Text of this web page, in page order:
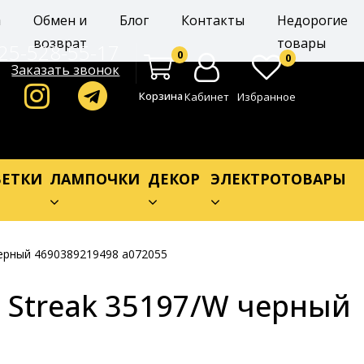
Обмен и
возврат
Блог Контакты
Недорогие
товары
528-55-17
Заказать звонок
0
КорзинаКабинет
0
Избранное
ЛАМПОЧКИ ДЕКОР ЭЛЕКТРОТОВАРЫ
4690389219498 a072055
35197/W черный